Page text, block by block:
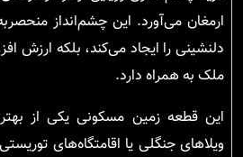
ارمغان می‌آورد. این چشم‌انداز
دلنشینی را ایجاد می‌کند، بلکه ارزش
ملک به همراه دارد.
این قطعه زمین مسکونی یکی از
ویلاهای جنگلی یا اقامتگاه‌های